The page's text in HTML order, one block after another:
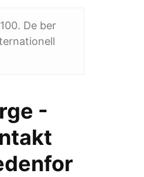
De ber
-